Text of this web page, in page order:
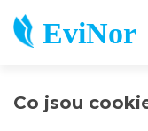
EviNor
Co jsou